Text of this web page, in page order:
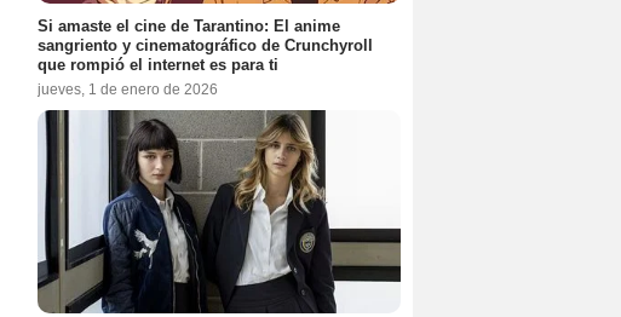
Si amaste el cine de Tarantino: El anime
sangriento y cinematográfico de Crunchyroll
que rompió el internet es para ti
jueves, 1 de enero de 2026